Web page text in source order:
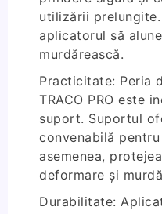
utilizării
aplicatorul să
murdărească.
Practicitate: Peria
TRACO PRO este
suport. Suportul
convenabilă
asemenea,
deformare și
Durabilitate: